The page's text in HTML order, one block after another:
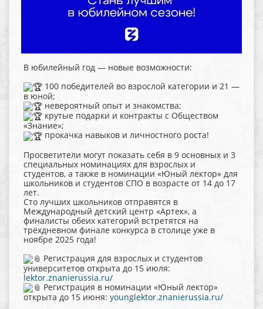
В юбилейный год — новые возможности:
100 победителей во взрослой категории и 21 —
в юной;
невероятный опыт и знакомства;
крутые подарки и контракты с Обществом
«Знание»;
прокачка навыков и личностного роста!
Просветители могут показать себя в 9 основных и 3
специальных номинациях для взрослых и
студентов, а также в номинации «Юный лектор» для
школьников и студентов СПО в возрасте от 14 до 17
лет.
Сто лучших школьников отправятся в
Международный детский центр «Артек», а
финалисты обеих категорий встретятся на
трёхдневном финале конкурса в столице уже в
ноябре 2025 года!
Регистрация для взрослых и студентов
университетов открыта до 15 июля:
lektor.znanierussia.ru/
Регистрация в номинации «Юный лектор»
открыта до 15 июня: younglektor.znanierussia.ru/